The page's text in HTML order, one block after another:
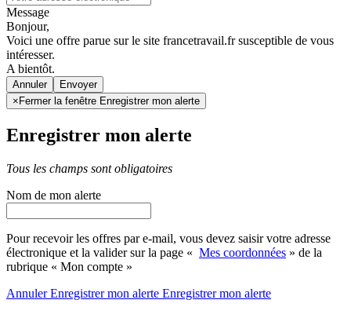
Message
Bonjour,
Voici une offre parue sur le site francetravail.fr susceptible de vous
intéresser.
A bientôt.
Annuler
× Fermer la fenêtre Enregistrer mon alerte
Enregistrer mon alerte
Tous les champs sont obligatoires
Nom de mon alerte
Pour recevoir les offres par e-mail, vous devez saisir votre adresse
électronique et la valider sur la page « Mes coordonnées » de la
rubrique « Mon compte »
AnnulerEnregistrer mon alerte Enregistrermon alerte